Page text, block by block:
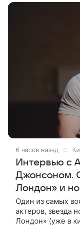
6 часов назад
Интервью с
Джонсоном.
Лондон» и
Один из самых
актеров, звезда
Лондон» (уже в